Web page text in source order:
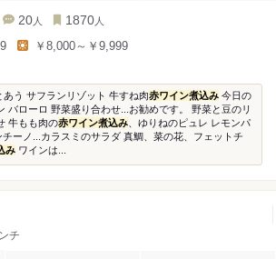
20 人 1870 人
￥8,000～￥9,999
あう サフランリゾット 牛すね肉赤ワイン煮込み 今日の
バローロ 野菜盛り合わせ...お勧めです。 野菜と豆のリ
牛もも肉の赤ワイン煮込み 、ゆりねのピュレ レモンパ
ーノ...カラスミのサラダ 真鯛、菜の花、フェットチ
み ワインは...
チ